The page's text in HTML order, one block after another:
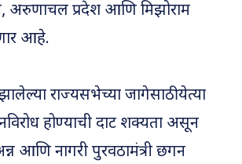
अरुणाचल प्रदेश आणि मिझोराम
आहे.
राज्यसभेच्या जागेसाठी येत्या
होण्याची दाट शक्यता असून
आणि नागरी पुरवठामंत्री छगन